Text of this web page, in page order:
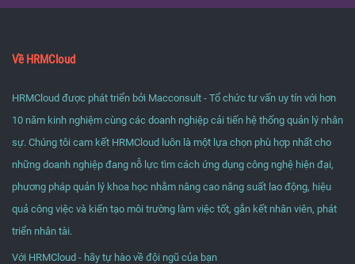
Về HRMCloud
HRMCloud được phát triển bởi Macconsult - Tổ chức tư vấn uy tín với hơn
10 năm kinh nghiệm cùng các doanh nghiệp cải tiến hệ thống quản lý nhân
sự. Chúng tôi cam kết HRMCloud luôn là một lựa chọn phù hợp nhất cho
những doanh nghiệp đang nỗ lực tìm cách ứng dụng công nghệ hiện đại,
phương pháp quản lý khoa học nhằm nâng cao năng suất lao động, hiệu
quả công việc và kiến tạo môi trường làm việc tốt, gắn kết nhân viên, phát
triển nhân tài.
Với HRMCloud - hãy tự hào về đội ngũ của bạn